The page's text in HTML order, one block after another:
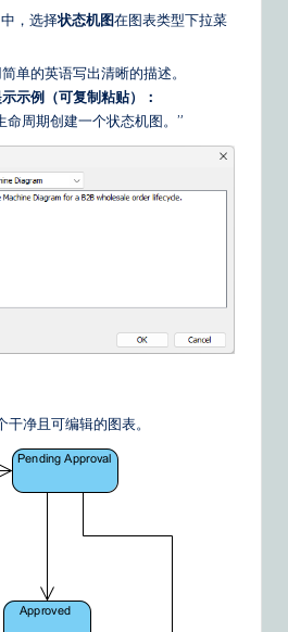
，选择状态机图在图表类型下拉菜
单的英语写出清晰的描述。
示例（可复制粘贴）：
命周期创建一个状态机图。”
净且可编辑的图表。